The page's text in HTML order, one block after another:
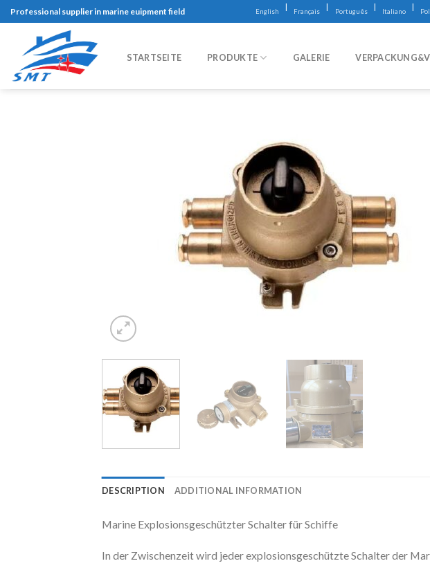
Skip
to
content
Professional supplier in marine euipment field English | Français | Português | Italiano |
STARTSEITE PRODUKTE GALERIE
DESCRIPTION ADDITIONAL INFORMATION
Marine Explosionsgeschützter Schalter für Schiffe
In der Zwischenzeit wird jeder explosionsgeschützte Schalter der